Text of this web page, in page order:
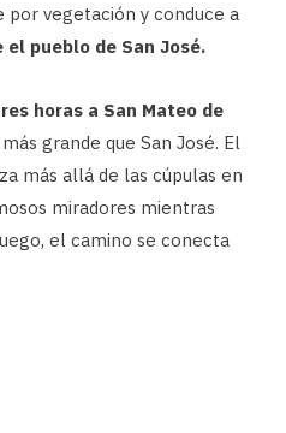
vegetación y conduce a
el pueblo de San José.
horas a San Mateo de
grande que San José. El
más allá de las cúpulas en
miradores mientras
el camino se conecta